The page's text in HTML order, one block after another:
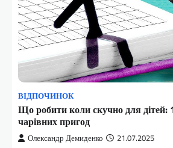
ВІДПОЧИНОК
Що робити коли скучно для дітей:
чарівних пригод
Олександр Демиденко 21.07.2025